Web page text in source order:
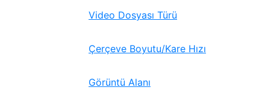
Video Dosyası Türü
Çerçeve Boyutu/Kare Hızı
Görüntü Alanı